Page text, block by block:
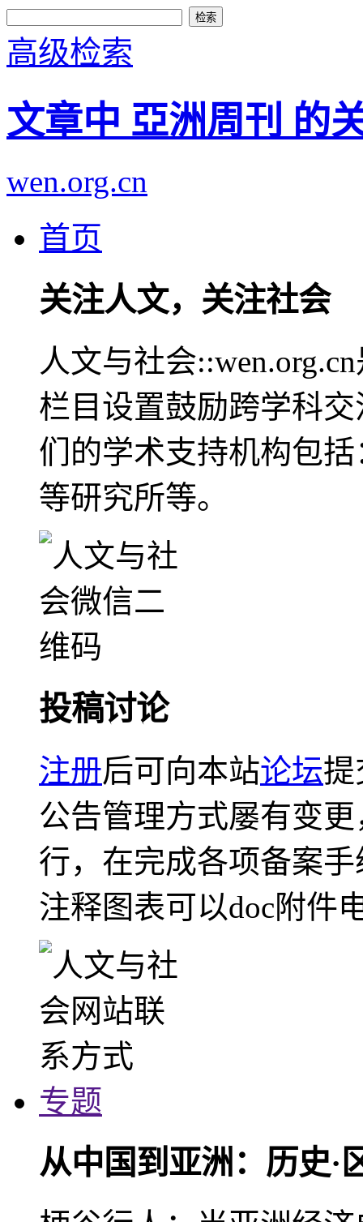
高级检索
文章中 亞洲周刊 的
wen.org.cn
首页
关注人文，关注社会
人文与社会
栏目设置鼓励跨学科
们的学术支持机构包
等研究所等。
投稿讨论
注册后可向本站论坛提
公告管理方式屡有变
行，在完成各项备案
注释图表可以doc附件
专题
从中国到亚洲：历史·